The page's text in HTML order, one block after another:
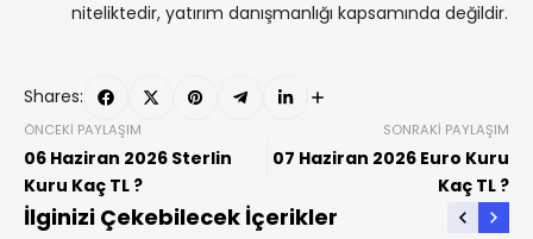
niteliktedir, yatırım danışmanlığı kapsamında değildir.
Shares:
ÖNCEKI PAYLAŞIM
06 Haziran 2026 Sterlin
Kuru Kaç TL ?
SONRAKI PAYLAŞIM
07 Haziran 2026 Euro Kuru
Kaç TL ?
İlginizi Çekebilecek İçerikler